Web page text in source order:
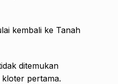
kembali ke Tanah
ditemukan
pertama.